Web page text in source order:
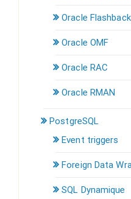
Oracle
Oracle OMF
Oracle RAC
Oracle RMAN
PostgreSQL
Event triggers
Foreign Data
SQL Dynamique